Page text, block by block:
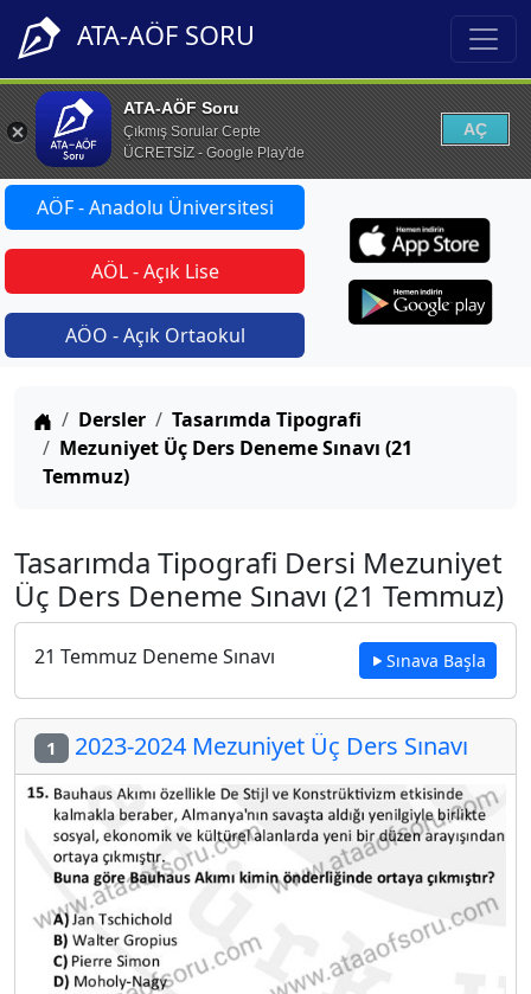
ATA-AÖF SORU
ATA-AÖF Soru
Çıkmış Sorular Cepte
ÜCRETSİZ - Google Play'de
AÇ
AÖF - Anadolu Üniversitesi
AÖL - Açık Lise
AÖO - Açık Ortaokul
Anasayfa
Dersler
Tasarımda Tipografi
Mezuniyet Üç Ders Deneme Sınavı (21
Temmuz)
Tasarımda Tipografi Dersi Mezuniyet
Üç Ders Deneme Sınavı (21 Temmuz)
21 Temmuz Deneme Sınavı Sınava Başla
1 2023-2024 Mezuniyet Üç Ders Sınavı